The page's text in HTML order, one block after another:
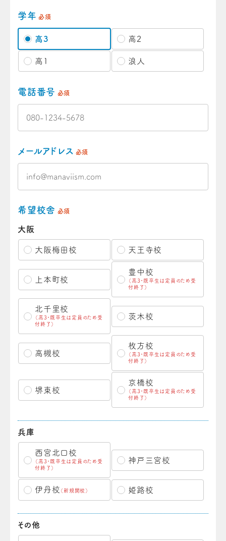
学年 必須
高3 高2
高1 浪人
電話番号 必須
メールアドレス 必須
希望校舎 必須
大阪
大阪梅田校 天王寺校
上本町校
豊中校
（高3・既卒生は定員のため受
付終了）
北千里校
（高3・既卒生は定員のため受
付終了）
茨木校
高槻校
枚方校
（高3・既卒生は定員のため受
付終了）
堺東校
京橋校
（高3・既卒生は定員のため受
付終了）
兵庫
西宮北口校
（高3・既卒生は定員のため受
付終了）
神戸三宮校
伊丹校 （新規開校） 姫路校
その他